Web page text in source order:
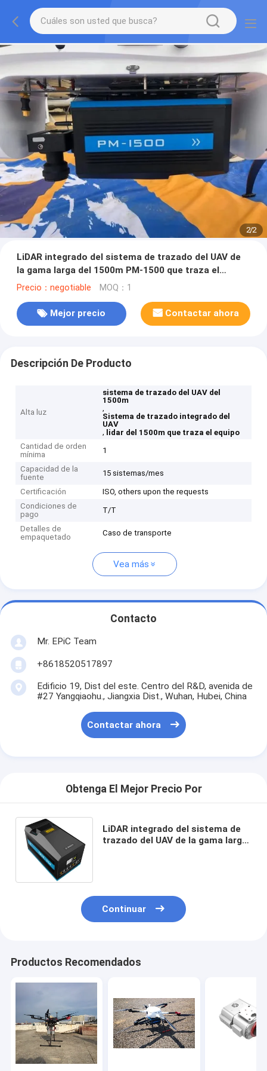
2/2
LiDAR integrado del sistema de trazado del UAV de
la gama larga del 1500m PM-1500 que traza el
equipo
Precio：negotiable MOQ：1
Mejor precio Contactar ahora
Descripción De Producto
Alta luz
sistema de trazado del UAV del
1500m
,
Sistema de trazado integrado del
UAV
, lidar del 1500m que traza el equipo
Cantidad de orden
mínima
1
Capacidad de la
fuente
15 sistemas/mes
Certificación
ISO, others upon the requests
Condiciones de
pago
T/T
Detalles de
empaquetado
Caso de transporte
Vea más
Contacto
Mr. EPiC Team
+8618520517897
Edificio 19, Dist del este. Centro del R&D, avenida de
#27 Yangqiaohu., Jiangxia Dist., Wuhan, Hubei, China
Contactar ahora
Obtenga El Mejor Precio Por
LiDAR integrado del sistema de
trazado del UAV de la gama larga
Continuar
Productos Recomendados